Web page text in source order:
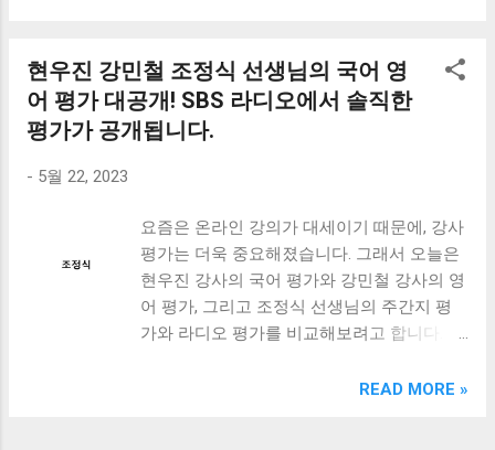
랙. 큐센 멤브레인 무선 키보드 블랙 K1000 일반형 블루투스
키보드 구매를 고려하실 때, 추가 할인 혜택을 놓치지 마세요.
다양한 할인 혜택과 빠른배송 혜택을 놓치지 않도록 먼저 확
인해보세요. 추가할인 확인하기 상품 하나를 사더라도 종류
도 많고, 가격도 다양해서 결정이 많이 어려우시죠? 특히 블
없습니다. 다양한 상품들을 상세스펙 과 가격 을 꼼꼼히 비교
해서 구매하실 수 있도록 순위 추천 해드릴게요. 특가상품 보
러가기 추천상품 Best 유니콘 멀티페어링 스마트폰 태블릿
거치형 저소음 블루투스 키보드, BK-500SB, 일반형, 블랙 유
니콘 멀티페어링 스마트폰 태...
현우진 강민철 조정식 선생님의 국어 영
어 평가 대공개! SBS 라디오에서 솔직한
평가가 공개됩니다.
- 5월 22, 2023
요즘은 온라인 강의가 대세이기 때문에, 강사
평가는 더욱 중요해졌습니다. 그래서 오늘은
현우진 강사의 국어 평가와 강민철 강사의 영
어 평가, 그리고 조정식 선생님의 주간지 평
가와 라디오 평가를 비교해보려고 합니다. 현
강민철 강사는 대중적인 강사로 인기가 많습
READ MORE »